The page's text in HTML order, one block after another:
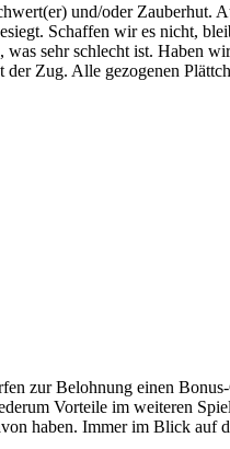
und/oder Zauberhut.
Schaffen wir es nicht,
sehr schlecht ist. Haben
Zug. Alle gezogenen
zur Belohnung einen
Vorteile im weiteren
haben. Immer im Blick auf